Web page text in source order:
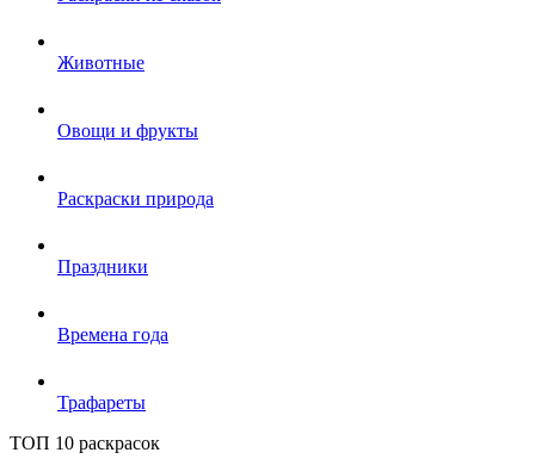
Животные
Овощи и фрукты
Раскраски природа
Праздники
Времена года
Трафареты
ТОП 10 раскрасок